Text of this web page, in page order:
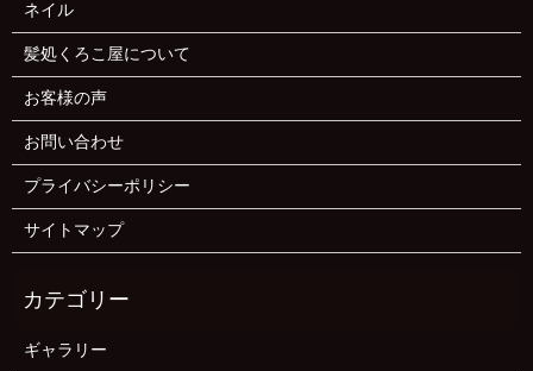
ネイル
髪処くろこ屋について
お客様の声
お問い合わせ
プライバシーポリシー
サイトマップ
ギャラリー